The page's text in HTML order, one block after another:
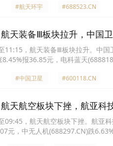
#航天环宇 #688523.CN
航天装备Ⅲ板块拉升，中国
11:15，航天装备Ⅲ板块拉升。中
8.45%报36.85元，电科蓝天
#中国卫星 #600118.CN
航天航空板块下挫，航亚科
09:45，航天航空板块下挫。航亚
元，中无人机(688297.CN)跌